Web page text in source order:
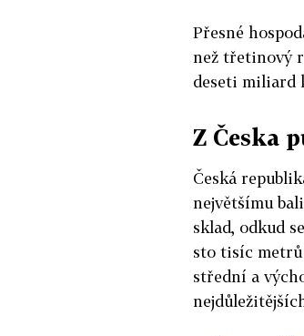
Přesné
než třetinový
deseti miliard
Z Česka
Česká
největšímu
sklad, odkud
sto tisíc
střední a